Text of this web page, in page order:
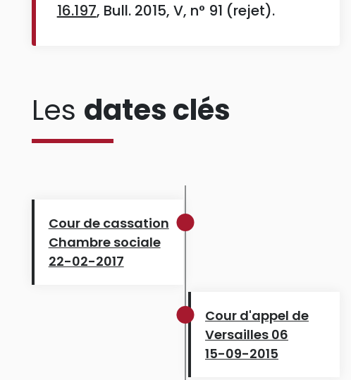
16.197, Bull. 2015, V, n° 91 (rejet).
Les dates clés
Cour de cassation
Chambre sociale
22-02-2017
Cour d'appel de
Versailles 06
15-09-2015